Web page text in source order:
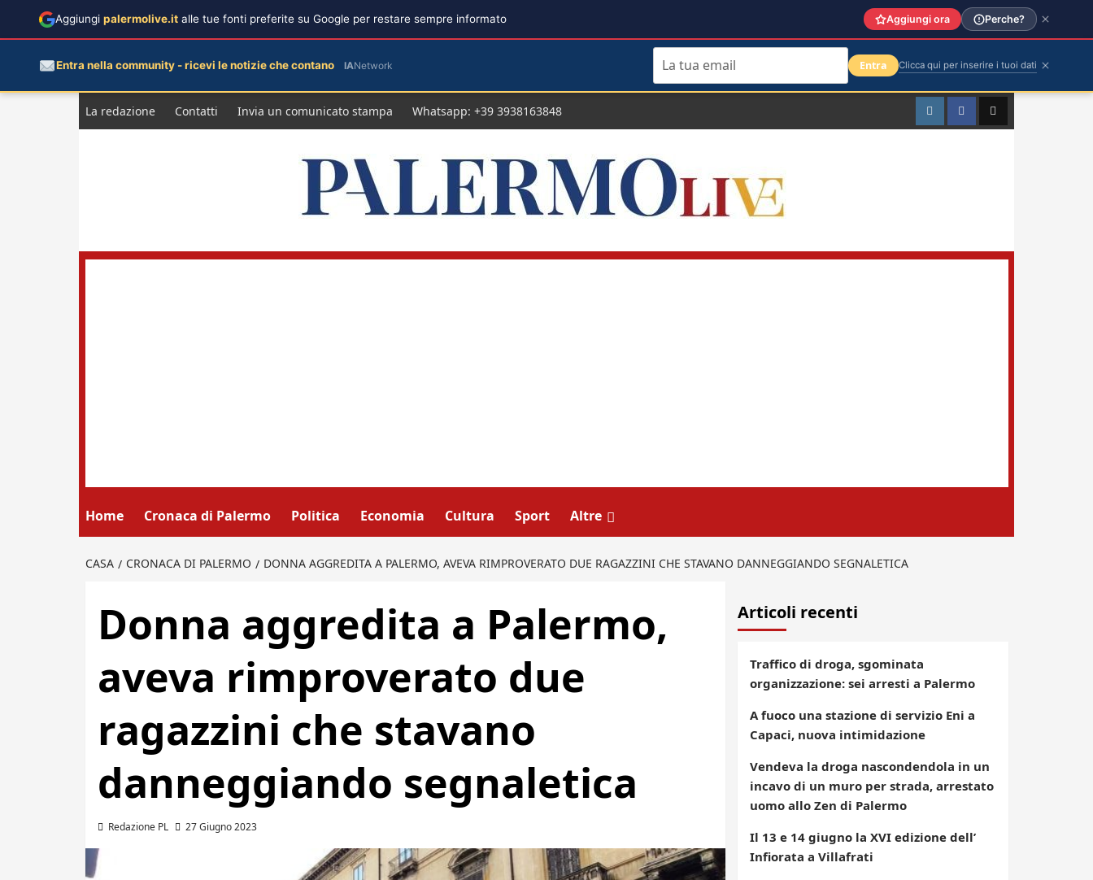
La redazione Contatti Invia un comunicato stampa Whatsapp: +39 3938163848 InstagramFacebookTikTok
Home Cronaca di Palermo Politica Economia Cultura Sport Altre
CASA CRONACA DI PALERMO DONNA AGGREDITA A PALERMO, AVEVA RIMPROVERATO DUE RAGAZZINI CHE STAVANO DANNEGGIANDO SEGNALETICA
Donna aggredita a Palermo,
aveva rimproverato due
ragazzini che stavano
danneggiando segnaletica
Redazione PL 27 Giugno 2023
Articoli recenti
Traffico di droga, sgominata
organizzazione: sei arresti a Palermo
A fuoco una stazione di servizio Eni a
Capaci, nuova intimidazione
Vendeva la droga nascondendola in un
incavo di un muro per strada, arrestato
uomo allo Zen di Palermo
Il 13 e 14 giugno la XVI edizione dell’
Infiorata a Villafrati
Aggiungi palermolive.it alle tue fonti preferite su Google per restare sempre informato Aggiungi ora Perche?
Entra nella community - ricevi le notizie che contano IANetwork Entra Clicca qui per inserire i tuoi dati